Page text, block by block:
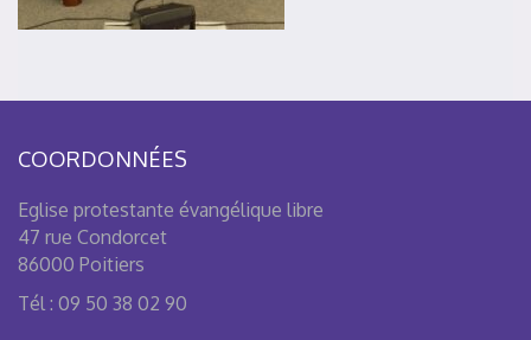
COORDONNÉES
Eglise protestante évangélique libre
47 rue Condorcet
86000 Poitiers
Tél : 09 50 38 02 90